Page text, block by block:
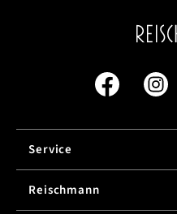
Service
Reischmann